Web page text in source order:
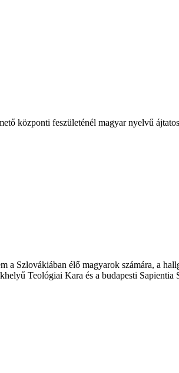
központi feszületénél magyar nyelvű
Szlovákiában élő magyarok számára, a
Teológiai Kara és a budapesti